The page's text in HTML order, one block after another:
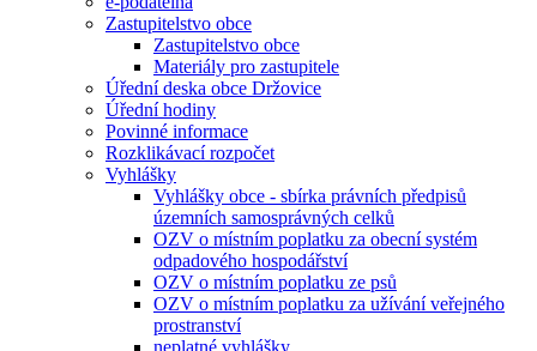
Zastupitelstvo obce
Zastupitelstvo obce
Materiály pro zastupitele
Úřední deska obce Držovice
Úřední hodiny
Povinné informace
Rozklikávací rozpočet
Vyhlášky
Vyhlášky obce - sbírka právních předpisů
územních samosprávných celků
OZV o místním poplatku za obecní systém
odpadového hospodářství
OZV o místním poplatku ze psů
OZV o místním poplatku za užívání veřejného
prostranství
neplatné vyhlášky